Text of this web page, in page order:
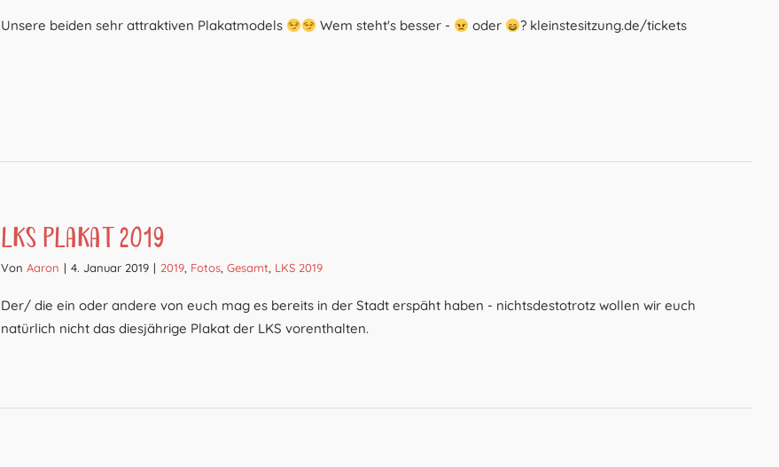
Unsere beiden sehr attraktiven Plakatmodels Wem steht's besser - oder ? kleinstesitzung.de/tickets
LKS Plakat 2019
Von Aaron | 4. Januar 2019 | 2019 Fotos Gesamt LKS 2019
Der/ die ein oder andere von euch mag es bereits in der Stadt erspäht haben - nichtsdestotrotz wollen wir euch
natürlich nicht das diesjährige Plakat der LKS vorenthalten.